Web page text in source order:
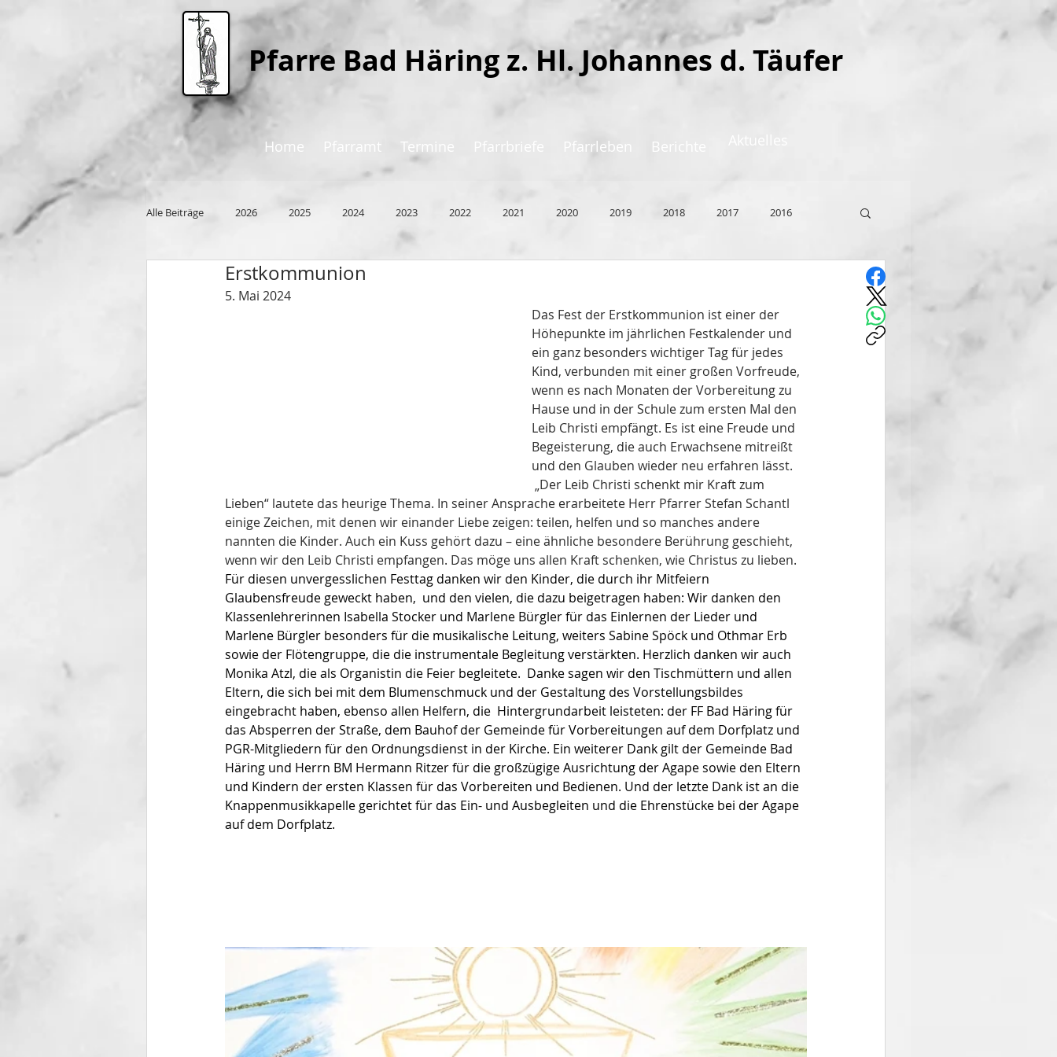
Pfarre Bad Häring z. Hl. Johannes d. Täufer
Home Pfarramt Termine Pfarrbriefe Pfarrleben Berichte
Alle Beiträge 2026 2025 2024 2023 2022 2021 2020 2019 2018 2017 2016
Erstkommunion
5. Mai 2024
Das Fest der Erstkommunion ist einer der
Höhepunkte im jährlichen Festkalender und
ein ganz besonders wichtiger Tag für jedes
Kind, verbunden mit einer großen Vorfreude,
wenn es nach Monaten der Vorbereitung zu
Hause und in der Schule zum ersten Mal den
Leib Christi empfängt. Es ist eine Freude und
Begeisterung, die auch Erwachsene mitreißt
und den Glauben wieder neu erfahren lässt.
„Der Leib Christi schenkt mir Kraft zum
Lieben“ lautete das heurige Thema. In seiner Ansprache erarbeitete Herr Pfarrer Stefan Schantl
einige Zeichen, mit denen wir einander Liebe zeigen: teilen, helfen und so manches andere
nannten die Kinder. Auch ein Kuss gehört dazu – eine ähnliche besondere Berührung geschieht,
wenn wir den Leib Christi empfangen. Das möge uns allen Kraft schenken, wie Christus zu lieben.
Für diesen unvergesslichen Festtag danken wir den Kinder, die durch ihr Mitfeiern
Glaubensfreude geweckt haben,  und den vielen, die dazu beigetragen haben: Wir danken den
Klassenlehrerinnen Isabella Stocker und Marlene Bürgler für das Einlernen der Lieder und
Marlene Bürgler besonders für die musikalische Leitung, weiters Sabine Spöck und Othmar Erb
sowie der Flötengruppe, die die instrumentale Begleitung verstärkten. Herzlich danken wir auch
Monika Atzl, die als Organistin die Feier begleitete.  Danke sagen wir den Tischmüttern und allen
Eltern, die sich bei mit dem Blumenschmuck und der Gestaltung des Vorstellungsbildes
eingebracht haben, ebenso allen Helfern, die  Hintergrundarbeit leisteten: der FF Bad Häring für
das Absperren der Straße, dem Bauhof der Gemeinde für Vorbereitungen auf dem Dorfplatz und
PGR-Mitgliedern für den Ordnungsdienst in der Kirche. Ein weiterer Dank gilt der Gemeinde Bad
Häring und Herrn BM Hermann Ritzer für die großzügige Ausrichtung der Agape sowie den Eltern
und Kindern der ersten Klassen für das Vorbereiten und Bedienen. Und der letzte Dank ist an die
Knappenmusikkapelle gerichtet für das Ein- und Ausbegleiten und die Ehrenstücke bei der Agape
auf dem Dorfplatz.